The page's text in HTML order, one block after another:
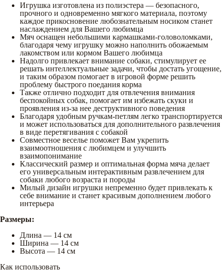
Игрушка изготовлена из полиэстера — безопасного,
прочного и одновременно мягкого материала, поэтому
каждое прикосновение любознательным носиком станет
наслаждением для Вашего любимца
Мяч оснащен небольшими кармашками-головоломками,
благодаря чему игрушку можно наполнить обожаемым
лакомством или кормом Вашего любимца
Надолго привлекает внимание собаки, стимулирует ее
решать интеллектуальные задачи, чтобы достать угощение,
и таким образом помогает в игровой форме решить
проблему быстрого поедания корма
Также отлично подходит для отвлечения внимания
беспокойных собак, помогает им избежать скуки и
проявления из-за нее деструктивного поведения
Благодаря удобным ручкам-петлям легко транспортируется
и может использоваться для дополнительного развлечения
в виде перетягивания с собакой
Совместное веселье поможет Вам укрепить
взаимоотношения с любимцем и улучшить
взаимопонимание
Классический размер и оптимальная форма мяча делает
его универсальным интерактивным развлечением для
собаки любого возраста и породы
Милый дизайн игрушки непременно будет привлекать к
себе внимание и станет красивым дополнением любого
интерьера
Размеры:
Длина — 14 см
Ширина — 14 см
Высота — 14 см
Как использовать